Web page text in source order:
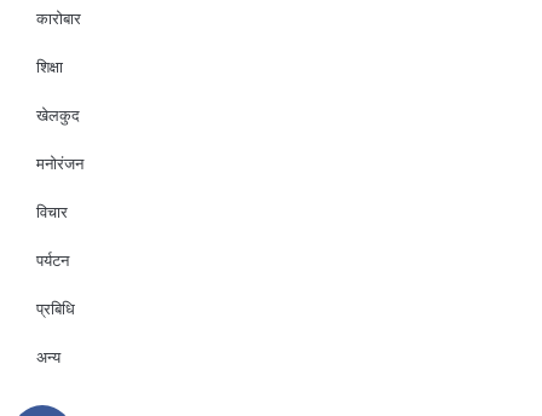
कारोबार
शिक्षा
खेलकुद
मनोरंजन
विचार
पर्यटन
प्रबिधि
अन्य